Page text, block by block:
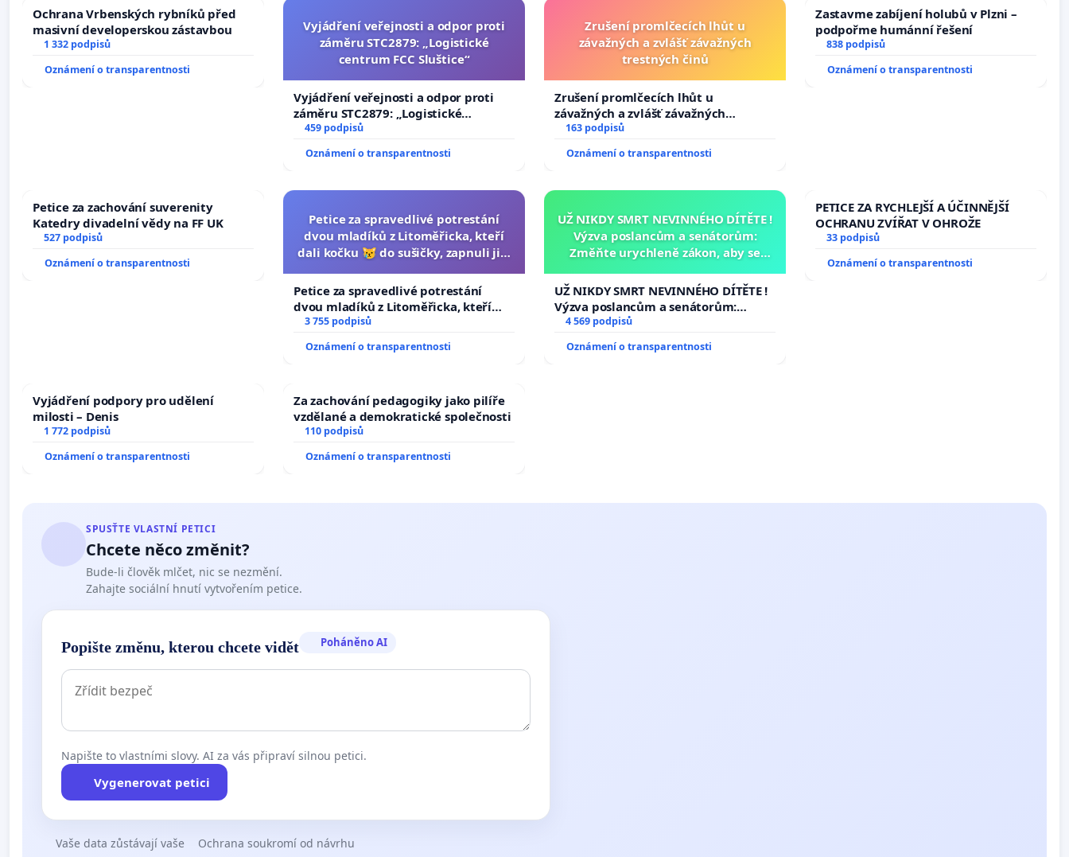
Ochrana Vrbenských rybníků před
masivní developerskou zástavbou
1 332 podpisů
Oznámení o transparentnosti
Vyjádření veřejnosti a odpor proti
záměru STC2879: „Logistické
centrum FCC Sluštice“
Vyjádření veřejnosti a odpor proti
záměru STC2879: „Logistické
centrum FCC Sluštice“
459 podpisů
Oznámení o transparentnosti
Zrušení promlčecích lhůt u
závažných a zvlášť závažných
trestných činů
Zrušení promlčecích lhůt u
závažných a zvlášť závažných
trestných činů
163 podpisů
Oznámení o transparentnosti
Zastavme zabíjení holubů v Plzni –
podpořme humánní řešení
838 podpisů
Oznámení o transparentnosti
Petice za zachování suverenity
Katedry divadelní vědy na FF UK
527 podpisů
Oznámení o transparentnosti
Petice za spravedlivé potrestání
dvou mladíků z Litoměřicka, kteří
dali kočku 😿 do sušičky, zapnuli ji a
Petice za spravedlivé potrestání
dvou mladíků z Litoměřicka, kteří
dali kočku 😿 do sušičky, zapnuli ji a
umírání zvířete natočili.
3 755 podpisů
Oznámení o transparentnosti
UŽ NIKDY SMRT NEVINNÉHO DÍTĚTE !
Výzva poslancům a senátorům:
Změňte urychleně zákon, aby se
opakovat!
UŽ NIKDY SMRT NEVINNÉHO DÍTĚTE !
Výzva poslancům a senátorům:
Změňte urychleně zákon, aby se
tragédie malé Viktorky už nemohla
opakovat!
4 569 podpisů
Oznámení o transparentnosti
PETICE ZA RYCHLEJŠÍ A ÚČINNĚJŠÍ
OCHRANU ZVÍŘAT V OHROŽE
33 podpisů
Oznámení o transparentnosti
Vyjádření podpory pro udělení
milosti – Denis
1 772 podpisů
Oznámení o transparentnosti
Za zachování pedagogiky jako pilíře
vzdělané a demokratické společnosti
110 podpisů
Oznámení o transparentnosti
SPUSŤTE VLASTNÍ PETICI
Chcete něco změnit?
Bude-li člověk mlčet, nic se nezmění.
Zahajte sociální hnutí vytvořením petice.
Popište změnu, kterou chcete vidět Poháněno AI
Napište to vlastními slovy. AI za vás připraví silnou petici.
Vygenerovat petici
Vaše data zůstávají vaše Ochrana soukromí od návrhu